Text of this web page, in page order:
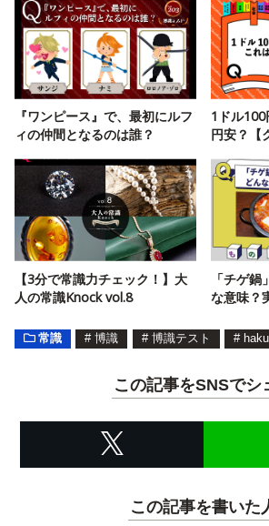
『ワンピース』で、最初にルフ
ィの仲間となるのは誰？
1ドル100
円安？【
【3分で常識力チェック！】大
人の常識Knock vol.8
「チゲ
な意味？
常識 # 博識 # 博識テスト #
この記事をSNSでシ
この記事を書いた